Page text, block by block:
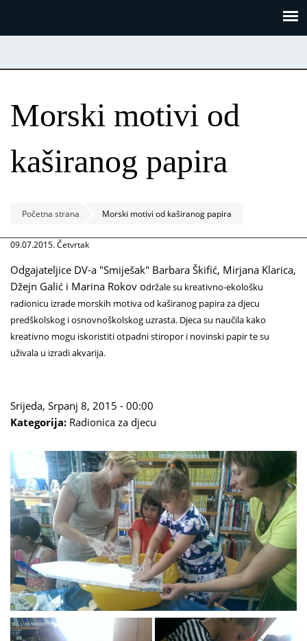
Morski motivi od
kaširanog papira
Početna strana Morski motivi od kaširanog papira
09.07.2015. Četvrtak
Odgajateljice DV-a "Smiješak" Barbara Škifić, Mirjana Klarica,
Džejn Galić i Marina Rokov održale su kreativno-ekološku
radionicu izrade morskih motiva od kaširanog papira za djecu
predškolskog i osnovnoškolskog uzrasta. Djeca su naučila kako
kreativno mogu iskoristiti otpadni stiropor i novinski papir te su
uživala u izradi akvarija.
Srijeda, Srpanj 8, 2015 - 00:00
Kategorija: Radionica za djecu